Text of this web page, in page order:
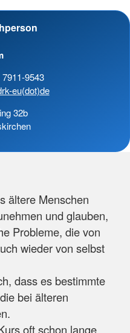
9543
eu(dot)de
32b
ältere Menschen
und glauben,
Probleme, die von
wieder von selbst
dass es bestimmte
bei älteren
oft schon lange